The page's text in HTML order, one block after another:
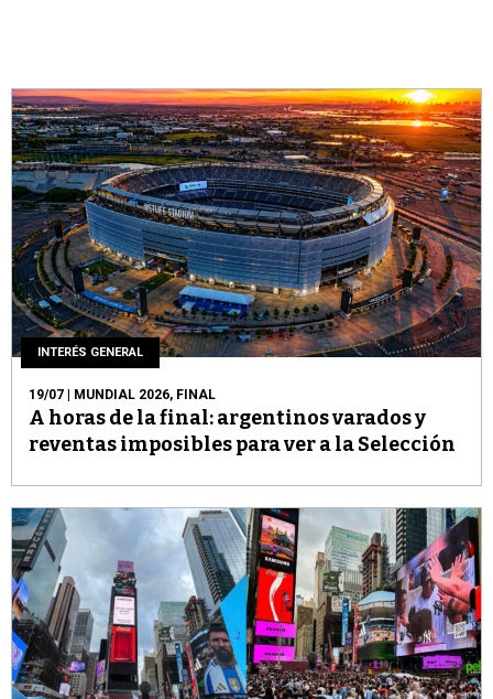
INTERÉS GENERAL
19/07 | MUNDIAL 2026, FINAL
A horas de la final: argentinos varados y
reventas imposibles para ver a la Selección